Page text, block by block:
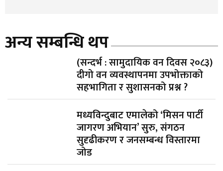
अन्य सम्बन्धि थप
(सन्दर्भ : सामुदायिक वन दिवस २०८३)
दीगो वन व्यवस्थापनमा उपभोक्ताको
सहभागिता र सुशासनको प्रश्न ?
मध्यविन्दुबाट एमालेको ‘मिसन पार्टी
जागरण अभियान’ सुरु, संगठन
सुदृढीकरण र जनसम्बन्ध विस्तारमा
जोड